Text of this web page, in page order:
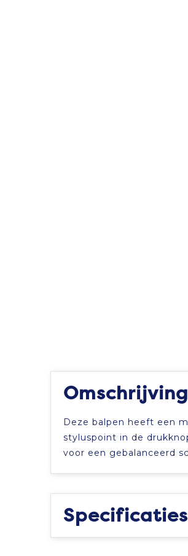
Omschrijving
Deze balpen heeft een
styluspoint in de
voor een gebalanceerd
Specificaties